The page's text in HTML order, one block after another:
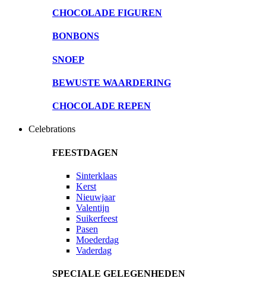
CHOCOLADE FIGUREN
BONBONS
SNOEP
BEWUSTE WAARDERING
CHOCOLADE REPEN
Celebrations
FEESTDAGEN
Sinterklaas
Kerst
Nieuwjaar
Valentijn
Suikerfeest
Pasen
Moederdag
Vaderdag
SPECIALE GELEGENHEDEN